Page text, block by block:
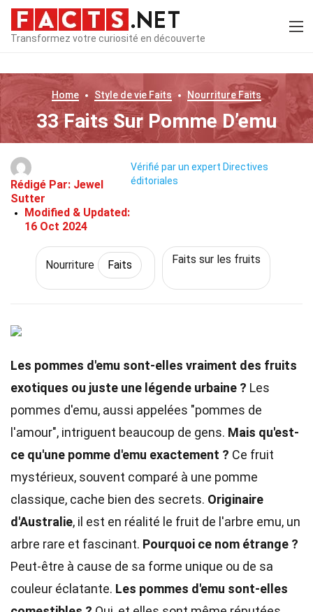
Transformez votre curiosité en découverte
Home Style de vie Faits NourritureFaits
33 Faits Sur Pomme D’emu
Rédigé Par: Jewel
Sutter
Modified & Updated:
16 Oct 2024
Vérifié par un expert Directives
éditoriales
Nourriture Faits Faits sur les fruits
Les pommes d'emu sont-elles vraiment des fruits
exotiques ou juste une légende urbaine ? Les
pommes d'emu, aussi appelées "pommes de
l'amour", intriguent beaucoup de gens. Mais qu'est-
ce qu'une pomme d'emu exactement ? Ce fruit
mystérieux, souvent comparé à une pomme
classique, cache bien des secrets. Originaire
d'Australie, il est en réalité le fruit de l'arbre emu, un
arbre rare et fascinant. Pourquoi ce nom étrange ?
Peut-être à cause de sa forme unique ou de sa
couleur éclatante. Les pommes d'emu sont-elles